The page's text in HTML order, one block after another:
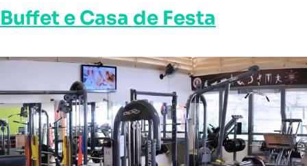
Buffet e Casa de Festa